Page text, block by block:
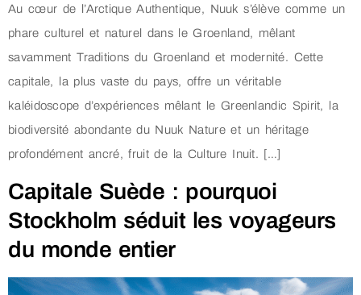
Au cœur de l’Arctique Authentique, Nuuk s’élève comme un
phare culturel et naturel dans le Groenland, mêlant
savamment Traditions du Groenland et modernité. Cette
capitale, la plus vaste du pays, offre un véritable
kaléidoscope d’expériences mêlant le Greenlandic Spirit, la
biodiversité abondante du Nuuk Nature et un héritage
profondément ancré, fruit de la Culture Inuit. […]
Capitale Suède : pourquoi
Stockholm séduit les voyageurs
du monde entier